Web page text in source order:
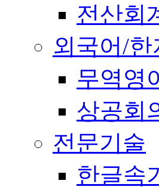
전산회
외국어/한
무역영
상공회
전문기술
한글속